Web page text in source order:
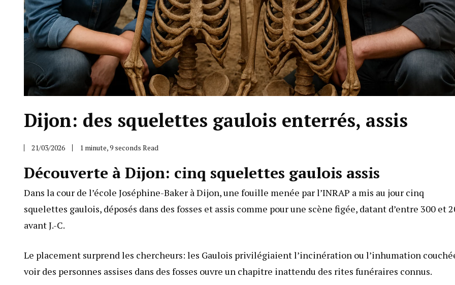
Dijon: des squelettes gaulois enterrés, assis
21/03/2026 1 minute, 9 seconds Read
Découverte à Dijon: cinq squelettes gaulois assis
Dans la cour de l’école Joséphine-Baker à Dijon, une fouille menée par l’INRAP a mis au jour cinq
squelettes gaulois, déposés dans des fosses et assis comme pour une scène figée, datant d’entre 300 et
avant J.-C.
Le placement surprend les chercheurs: les Gaulois privilégiaient l’incinération ou l’inhumation
voir des personnes assises dans des fosses ouvre un chapitre inattendu des rites funéraires connus.